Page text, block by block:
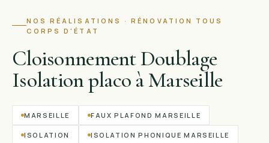
NOS RÉALISATIONS ·RÉNOVATION TOUS
CORPS D'ÉTAT
Cloisonnement Doublage
Isolation placo à Marseille
MARSEILLE FAUX PLAFOND MARSEILLE
ISOLATION ISOLATION PHONIQUE MARSEILLE